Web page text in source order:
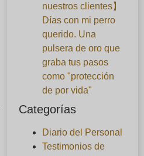
nuestros clientes】
Días con mi perro
querido. Una
pulsera de oro que
graba tus pasos
como "protección
de por vida"
Categorías
Diario del Personal
Testimonios de